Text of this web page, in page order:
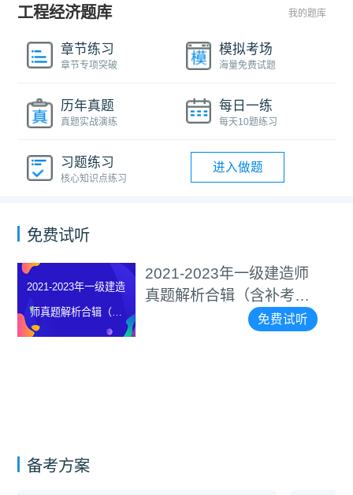
工程经济题库 我的题库
章节练习
章节专项突破
模拟考场
海量免费试题
历年真题
真题实战演练
每日一练
每天10题练习
习题练习
核心知识点练习
进入做题
免费试听
年一级建造
析合辑（含
考卷）
2021-2023年一级建造师
真题解析合辑（含补考
卷）
备考方案